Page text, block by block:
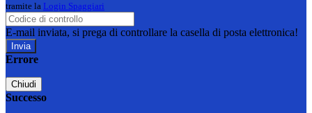
tramite la Login Spaggiari
E-mail inviata, si prega di controllare la casella di posta elettronica!
Errore
Chiudi
Successo